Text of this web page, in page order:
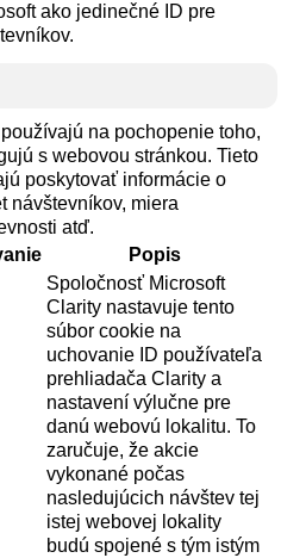
ako jedinečné ID pre
na pochopenie toho,
s webovou stránkou. Tieto
poskytovať informácie o
návštevníkov, miera
atď.
Popis
Spoločnosť Microsoft
Clarity nastavuje tento
súbor cookie na
uchovanie ID používateľa
prehliadača Clarity a
nastavení výlučne pre
danú webovú lokalitu. To
zaručuje, že akcie
vykonané počas
nasledujúcich návštev tej
istej webovej lokality
budú spojené s tým istým